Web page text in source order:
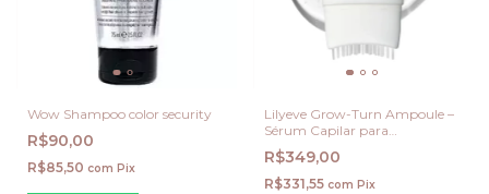
Wow Shampoo color security
R$90,00
R$85,50 com Pix
Lilyeve Grow-Turn Ampoule –
Sérum Capilar para
Crescimento e Fortalecimento
100ml
R$349,00
R$331,55 com Pix